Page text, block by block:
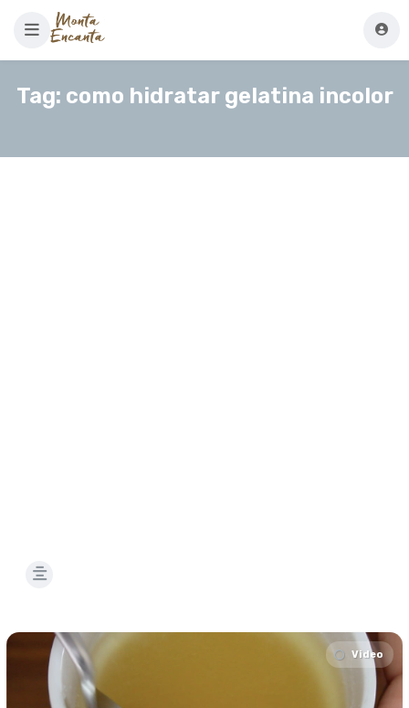
Tag: como hidratar gelatina incolor
Video